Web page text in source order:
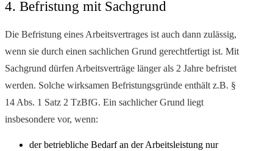
4. Befristung mit Sachgrund
Die Befristung eines Arbeitsvertrages ist auch dann zulässig,
wenn sie durch einen sachlichen Grund gerechtfertigt ist. Mit
Sachgrund dürfen Arbeitsverträge länger als 2 Jahre befristet
werden. Solche wirksamen Befristungsgründe enthält z.B. §
14 Abs. 1 Satz 2 TzBfG. Ein sachlicher Grund liegt
insbesondere vor, wenn:
der betriebliche Bedarf an der Arbeitsleistung nur